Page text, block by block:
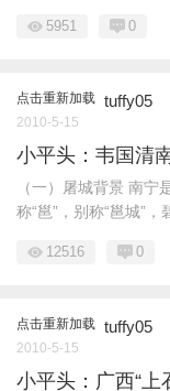
5951 0
点击重新加载 tuffy05
2010-5-15
小平头：韦国清
（一）屠城背景 南
称“邕”，别称“邕城”，
12516 0
点击重新加载 tuffy05
2010-5-15
小平头：广西“上